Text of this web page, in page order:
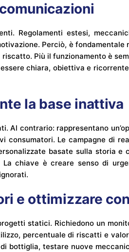
Regolamenti estesi,
Perciò, è fondamentale
Più il funzionamento è
chiara, obiettiva e
la base inattiva
Al contrario: rappresentano
consumatori. Le campagne di
basate sulla storia e
La chiave è creare senso di
e ottimizzare
statici. Richiedono un
percentuale di riscatti e
bottiglia, testare nuove